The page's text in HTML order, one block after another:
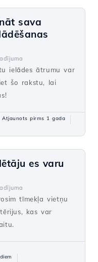
sava
ielādes ātrumu var
šo rakstu, lai
Atjaunots pirms 1 gada
es varu
tīmekļa vietņu
kas var